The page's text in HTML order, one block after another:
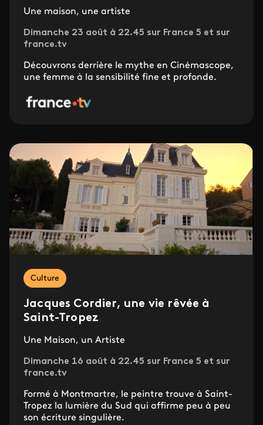
Une maison, une artiste
Dimanche 23 août à 22.45 sur France 5 et sur
france.tv
Découvrons derrière le mythe en Cinémascope,
une femme à la sensibilité fine et profonde.
Culture
Jacques Cordier, une vie rêvée à
Saint-Tropez
Une Maison, un Artiste
Dimanche 16 août à 22.45 sur France 5 et sur
france.tv
Formé à Montmartre, le peintre trouve à Saint-
Tropez la lumière du Sud qui affirme peu à peu
son écriture singulière.